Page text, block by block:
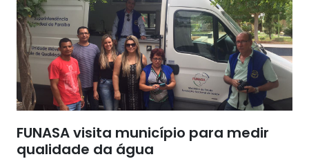
FUNASA visita município para medir
qualidade da água